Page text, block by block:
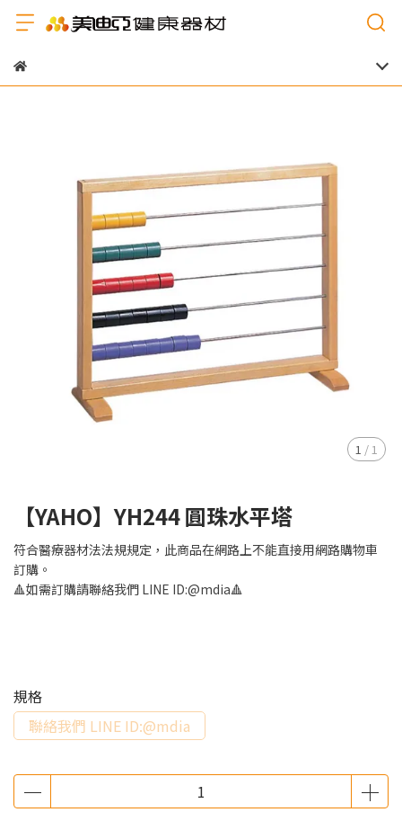
1 / 1
【YAHO】YH244 圓珠水平塔
符合醫療器材法法規規定，此商品在網路上不能直接用網路購物車
訂購。
🔺如需訂購請聯絡我們 LINE ID:@mdia🔺
規格
聯絡我們 LINE ID:@mdia